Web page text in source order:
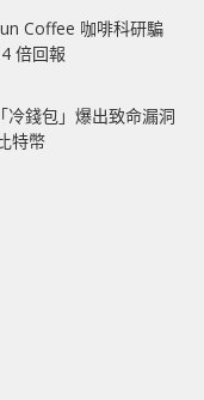
Coffee 咖啡科研騙
倍回報
冷錢包」爆出致命漏洞
特幣